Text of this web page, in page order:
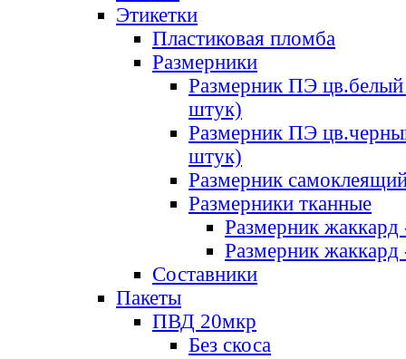
Этикетки
Пластиковая пломба
Размерники
Размерник ПЭ цв.белый
штук)
Размерник ПЭ
штук)
Размерник
Размерники тканные
Размерник
Размерник
Составники
Пакеты
ПВД 20мкр
Без скоса